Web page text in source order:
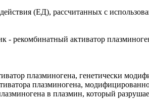
(ЕД), рассчитанных с
- рекомбинатный активатор
плазминогена, генетически
плазминогена,
в плазмин, который